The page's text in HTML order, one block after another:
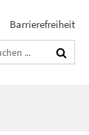
Barrierefreiheit